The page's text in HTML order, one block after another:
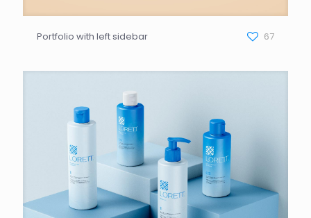
Portfolio with left sidebar 67